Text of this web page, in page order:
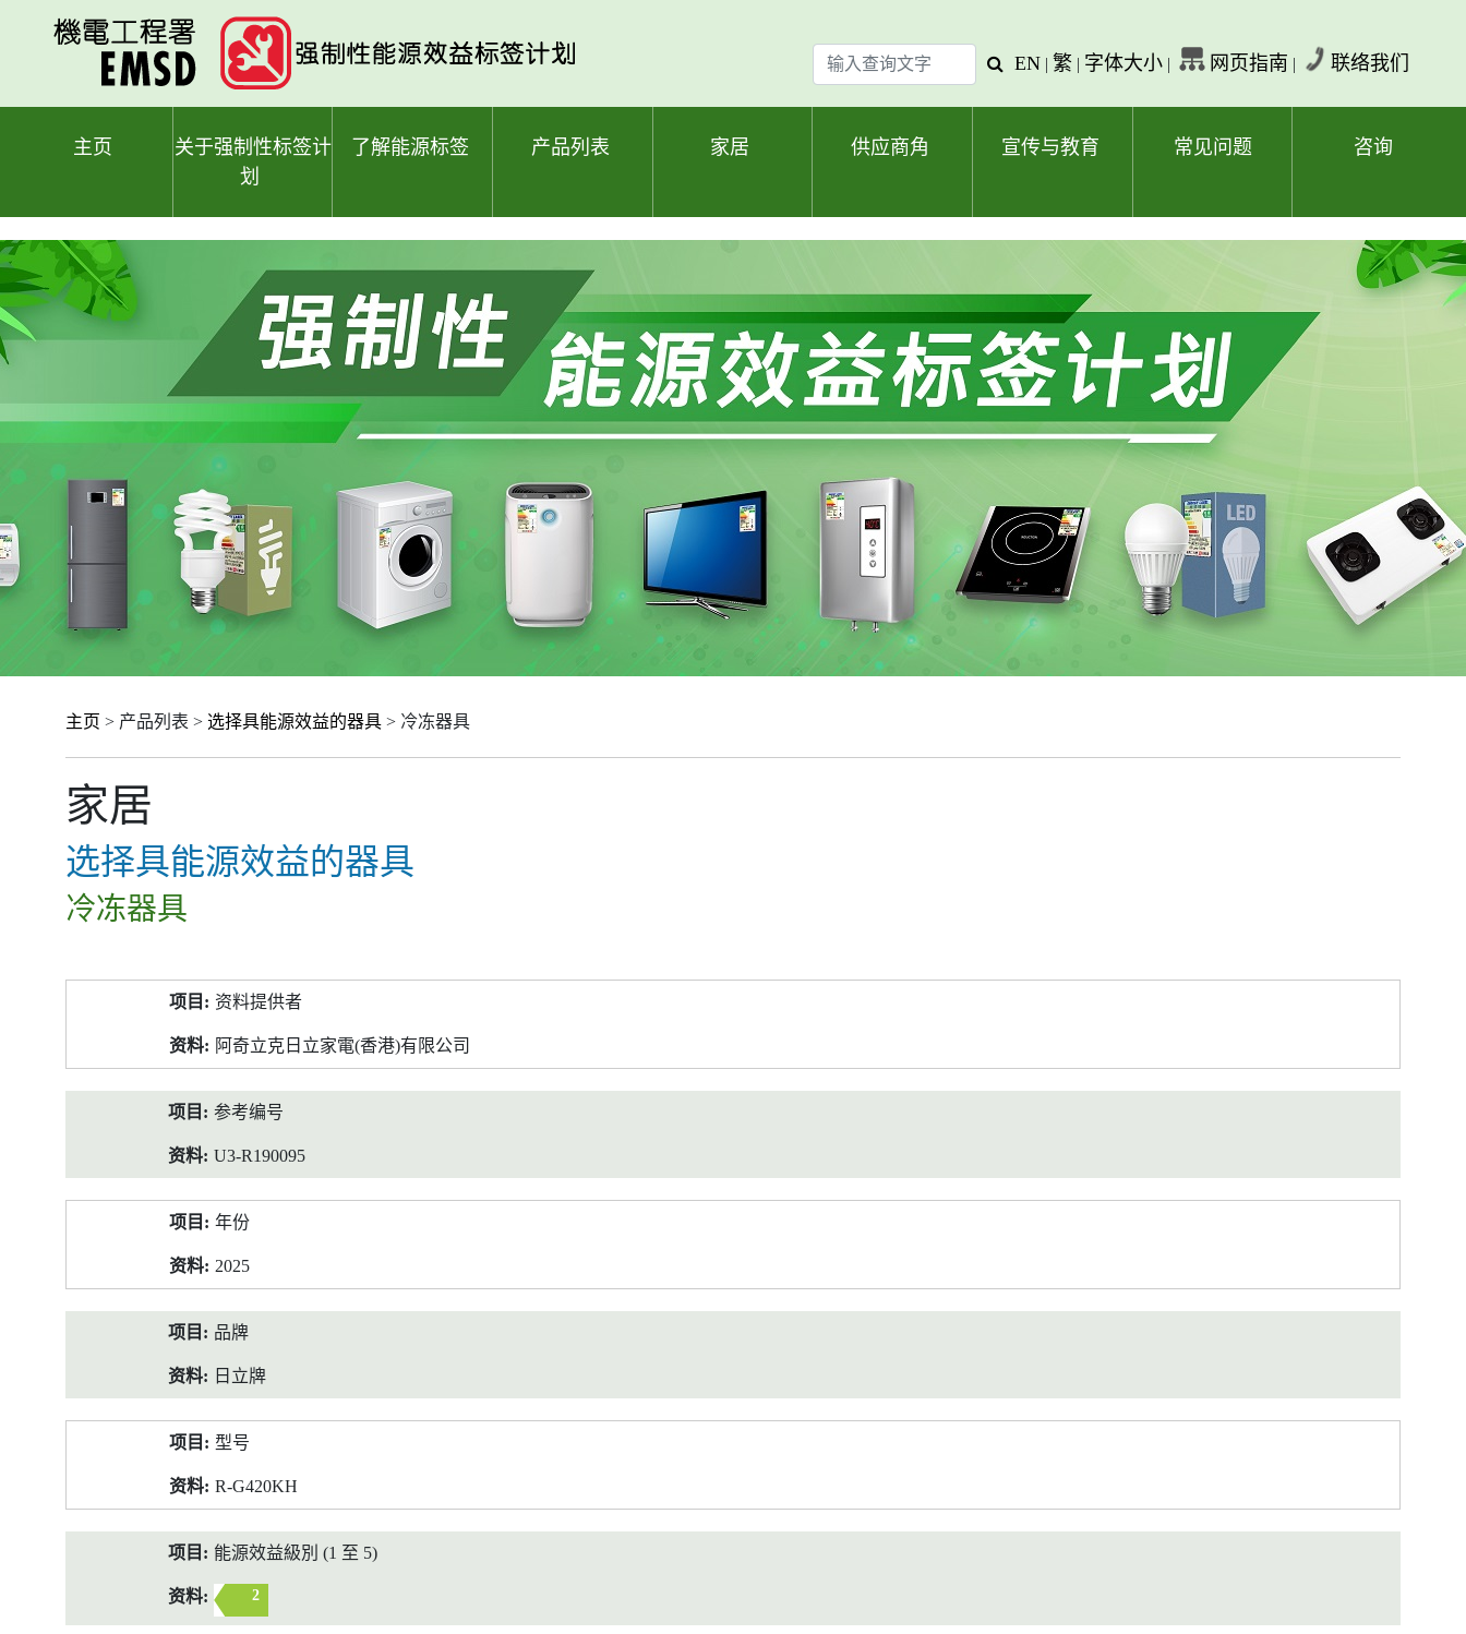
输
入
查
查
字
EN | 繁 | 字体大小 | 网页指南 | 联络我们
主页
关于强制性标签计
划
了解能源标签 产品列表 家居 供应商角 宣传与教育 常见问题 咨询
主页 > 产品列表 > 选择具能源效益的器具 > 冷冻器具
家居
选择具能源效益的器具
冷冻器具
料
资料提供者
阿奇立克日立家電(香港)有限公司
参考编号
U3-R190095
年份
2025
品牌
日立牌
型号
R-G420KH
能源效益級別 (1 至 5)
2